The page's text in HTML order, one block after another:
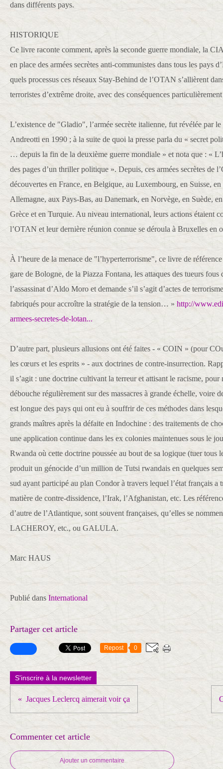
dans différents pays.
HISTORIQUE
Ce livre raconte comment, après la seconde guerre mondiale, la
en place des armées secrètes anti-communistes dans tous les pays
quels processus ces réseaux Stay-Behind de l’OTAN s’allièrent
terroristes d’extrême droite, avec des conséquences
L’existence de "Gladio", l’armée secrète italienne, fut révélée par
Andreotti en 1990 ; à la suite de quoi la presse parla du « secret
… depuis la fin de la deuxième guerre mondiale » et nota que : «
des pages d’un thriller politique ». Depuis, ces armées secrètes de
découvertes en France, en Belgique, au Luxembourg, en Suisse,
Allemagne, aux Pays-Bas, au Danemark, en Norvège, en Suède,
Grèce et en Turquie. Au niveau international, leurs actions étaient
l’OTAN et leur dernière réunion connue se déroula à Bruxelles en
À l’heure de la menace de "l’hyperterrorisme", ce livre de
gare de Bologne, de la Piazza Fontana, les attaques des tueurs fous
l’assassinat d’Aldo Moro et demande s’il s’agit d’actes de
fabriqués pour accroître la stratégie de la tension… » http://
armees-secretes-de-lotan...
D’autre part, plusieurs allusions ont été faites - « COIN » (pour
les cœurs et les esprits » - aux doctrines de contre-insurrection.
il s’agit : une doctrine cultivant la terreur et attisant le racisme, pour
débouche régulièrement sur des massacres à grande échelle, voire
est longue des pays qui ont eu à souffrir de ces méthodes dans
grands maîtres après la défaite en Indochine : des traitements de
une application continue dans les ex colonies maintenues sous le
Rwanda où cette doctrine poussée au bout de sa logique (tuer tous
produit un génocide d’un million de Tutsi rwandais en quelques
sud ayant participé au plan Condor à travers lequel l’état français a
matière de contre-dissidence, l’Irak, l’Afghanistan, etc. Les
d’autre de l’Atlantique, sont souvent françaises, qu’elles se
LACHEROY, etc., ou GALULA.
Marc HAUS
Publié dans International
Partager cet article
Repost 0
S'inscrire à la newsletter
Jacques Leclercq aimerait voir ça
Commenter cet article
Ajouter un commentaire